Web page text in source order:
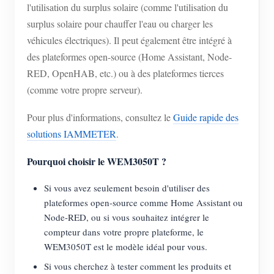
l'utilisation du surplus solaire (comme l'utilisation du
surplus solaire pour chauffer l'eau ou charger les
véhicules électriques). Il peut également être intégré à
des plateformes open-source (Home Assistant, Node-
RED, OpenHAB, etc.) ou à des plateformes tierces
(comme votre propre serveur).
Pour plus d'informations, consultez leGuide rapide des
solutions IAMMETER.
Pourquoi choisir le WEM3050T ?
Si vous avez seulement besoin d'utiliser des
plateformes open-source comme Home Assistant ou
Node-RED, ou si vous souhaitez intégrer le
compteur dans votre propre plateforme, le
WEM3050T est le modèle idéal pour vous.
Si vous cherchez à tester comment les produits et